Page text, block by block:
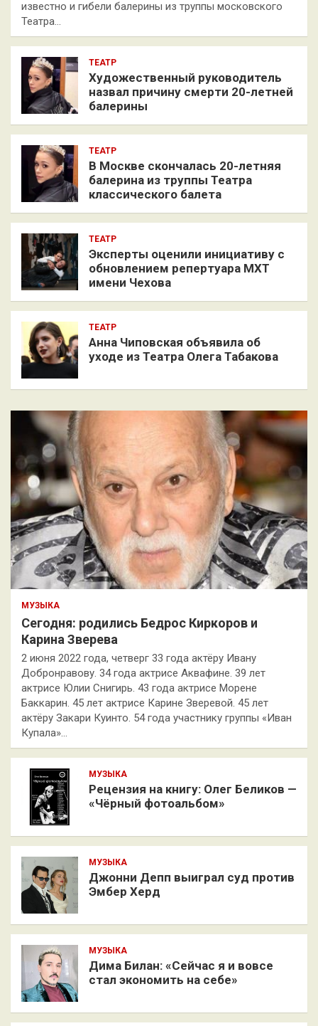
известно и гибели балерины из труппы московского
Театра…
ТЕАТР
Художественный руководитель
назвал причину смерти 20-летней
балерины
ТЕАТР
В Москве скончалась 20-летняя
балерина из труппы Театра
классического балета
ТЕАТР
Эксперты оценили инициативу с
обновлением репертуара МХТ
имени Чехова
ТЕАТР
Анна Чиповская объявила об
уходе из Театра Олега Табакова
МУЗЫКА
Сегодня: родились Бедрос Киркоров и
Карина Зверева
2 июня 2022 года, четверг 33 года актёру Ивану
Добронравову. 34 года актрисе Аквафине. 39 лет
актрисе Юлии Снигирь. 43 года актрисе Морене
Баккарин. 45 лет актрисе Карине Зверевой. 45 лет
актёру Закари Куинто. 54 года участнику группы «Иван
Купала»…
МУЗЫКА
Рецензия на книгу: Олег Беликов —
«Чёрный фотоальбом»
МУЗЫКА
Джонни Депп выиграл суд против
Эмбер Херд
МУЗЫКА
Дима Билан: «Сейчас я и вовсе
стал экономить на себе»